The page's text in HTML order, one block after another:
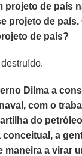
projeto de país
projeto de
de país?
Dilma a
com o
do
a
maneira a virar